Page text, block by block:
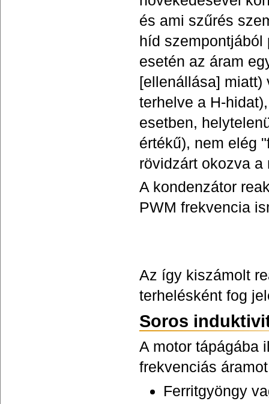
és ami szűrés
híd szempontjából
esetén az áram
[ellenállása] miatt)
terhelve a H-
esetben,
értékű), nem elég
rövidzárt okozva
A kondenzátor
PWM frekvencia
Az így kiszámolt
terhelésként fog
Soros
A motor tápágába
frekvenciás
Ferritgyöngy